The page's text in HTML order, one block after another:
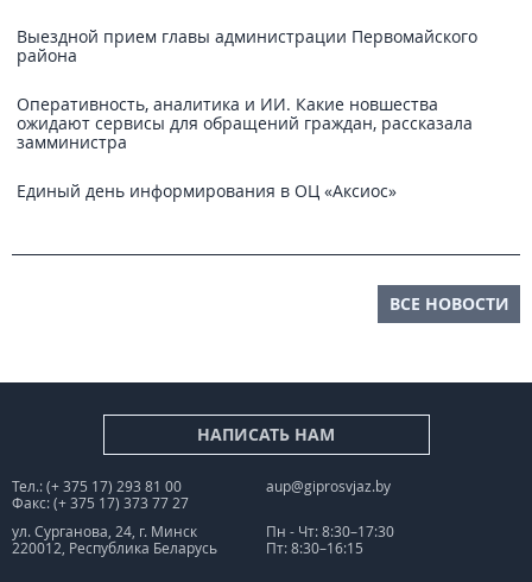
Выездной прием главы администрации Первомайского
района
Оперативность, аналитика и ИИ. Какие новшества
ожидают сервисы для обращений граждан, рассказала
замминистра
Единый день информирования в ОЦ «Аксиос»
ВСЕ НОВОСТИ
НАПИСАТЬ НАМ
Тел.: (+ 375 17) 293 81 00
Факс: (+ 375 17) 373 77 27
aup@giprosvjaz.by
ул. Сурганова, 24, г. Минск
220012, Республика Беларусь
Пн - Чт: 8:30–17:30
Пт: 8:30–16:15